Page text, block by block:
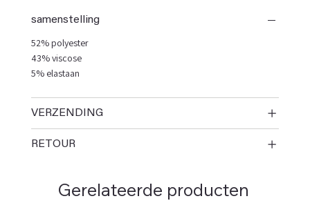
samenstelling
52% polyester
43% viscose
5% elastaan
VERZENDING
RETOUR
Gerelateerde producten